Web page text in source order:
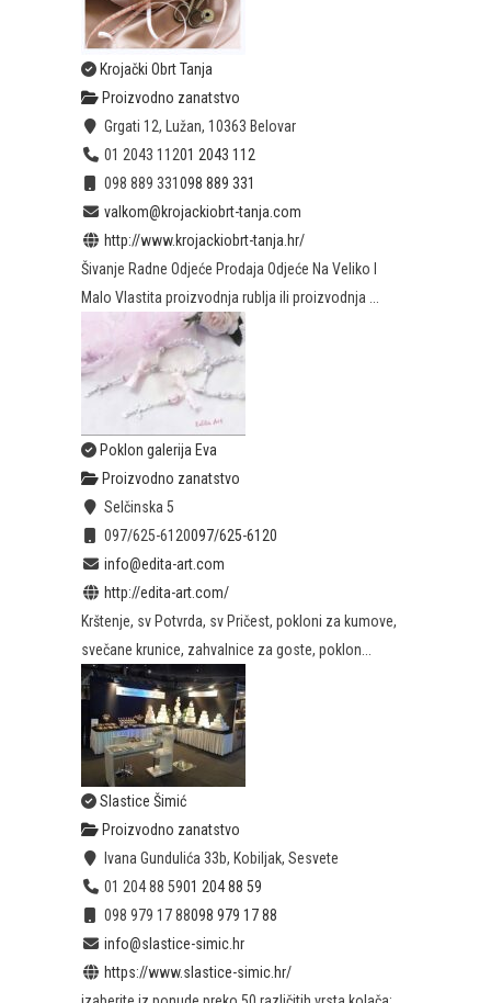
Krojački Obrt Tanja
Proizvodno zanatstvo
Grgati 12, Lužan, 10363 Belovar
01 2043 11201 2043 112
098 889 331098 889 331
valkom@krojackiobrt-tanja.com
http://www.krojackiobrt-tanja.hr/
Šivanje Radne Odjeće Prodaja Odjeće Na Veliko I
Malo Vlastita proizvodnja rublja ili proizvodnja ...
Poklon galerija Eva
Proizvodno zanatstvo
Selčinska 5
097/625-6120097/625-6120
info@edita-art.com
http://edita-art.com/
Krštenje, sv Potvrda, sv Pričest, pokloni za kumove,
svečane krunice, zahvalnice za goste, poklon...
Slastice Šimić
Proizvodno zanatstvo
Ivana Gundulića 33b, Kobiljak, Sesvete
01 204 88 5901 204 88 59
098 979 17 88098 979 17 88
info@slastice-simic.hr
https://www.slastice-simic.hr/